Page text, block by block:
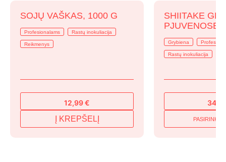
SOJŲ VAŠKAS, 1000 G
Profesionalams Rastų inokuliacija
Reikmenys
12,99€
Į KREPŠELĮ
SHIITAKE
PJUVENOSE,
Grybiena
Rastų inokuliacija
PASIRINKTI